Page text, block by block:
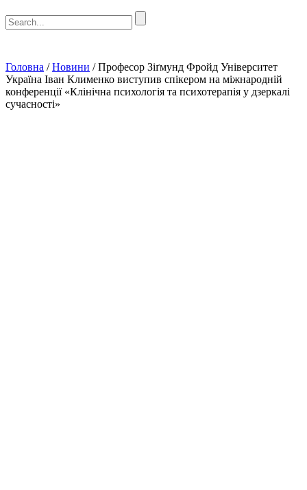
Головна /Новини /Професор Зіґмунд Фройд Університет
Україна Іван Клименко виступив спікером на міжнародній
конференції «Клінічна психологія та психотерапія у дзеркалі
сучасності»